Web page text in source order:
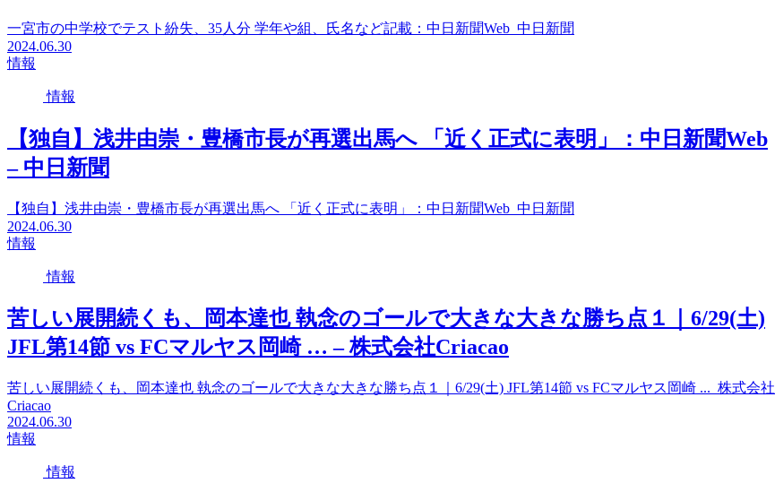
一宮市の中学校でテスト紛失、35人分 学年や組、氏名など記載：中日新聞Web 中日新聞
2024.06.30
情報
情報
【独自】浅井由崇・豊橋市長が再選出馬へ 「近く正式に表明」：中日新聞Web
– 中日新聞
【独自】浅井由崇・豊橋市長が再選出馬へ 「近く正式に表明」：中日新聞Web 中日新聞
2024.06.30
情報
情報
苦しい展開続くも、岡本達也 執念のゴールで大きな大きな勝ち点１｜6/29(土)
JFL第14節 vs FCマルヤス岡崎 … – 株式会社Criacao
苦しい展開続くも、岡本達也 執念のゴールで大きな大きな勝ち点１｜6/29(土) JFL第14節 vs FCマルヤス岡崎 ... 株式会社
Criacao
2024.06.30
情報
情報